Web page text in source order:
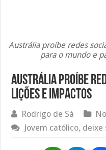
Austrália proíbe redes
para o mundo e
Austrália proíbe
lições e impactos
Rodrigo de Sá
Jovem católico,